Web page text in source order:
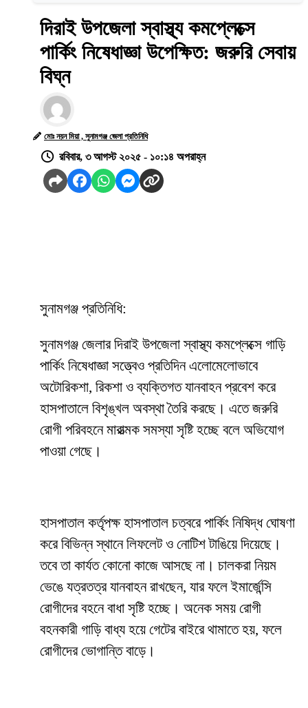
দিরাই উপজেলা স্বাস্থ্য কমপ্লেক্সে
পার্কিং নিষেধাজ্ঞা উপেক্ষিত: জরুরি সেবায়
বিঘ্ন
মোঃ নয়ন মিয়া , সুনামগঞ্জ জেলা প্রতিনিধি
রবিবার, ৩ আগস্ট ২০২৫ - ১০:১৪ অপরাহ্ন
সুনামগঞ্জ প্রতিনিধি:
সুনামগঞ্জ জেলার দিরাই উপজেলা স্বাস্থ্য কমপ্লেক্সে গাড়ি
পার্কিং নিষেধাজ্ঞা সত্ত্বেও প্রতিদিন এলোমেলোভাবে
অটোরিকশা, রিকশা ও ব্যক্তিগত যানবাহন প্রবেশ করে
হাসপাতালে বিশৃঙ্খল অবস্থা তৈরি করছে। এতে জরুরি
রোগী পরিবহনে মারাত্মক সমস্যা সৃষ্টি হচ্ছে বলে অভিযোগ
পাওয়া গেছে।
হাসপাতাল কর্তৃপক্ষ হাসপাতাল চত্বরে পার্কিং নিষিদ্ধ ঘোষণা
করে বিভিন্ন স্থানে লিফলেট ও নোটিশ টাঙিয়ে দিয়েছে।
তবে তা কার্যত কোনো কাজে আসছে না। চালকরা নিয়ম
ভেঙে যত্রতত্র যানবাহন রাখছেন, যার ফলে ইমার্জেন্সি
রোগীদের বহনে বাধা সৃষ্টি হচ্ছে। অনেক সময় রোগী
বহনকারী গাড়ি বাধ্য হয়ে গেটের বাইরে থামাতে হয়, ফলে
রোগীদের ভোগান্তি বাড়ে।